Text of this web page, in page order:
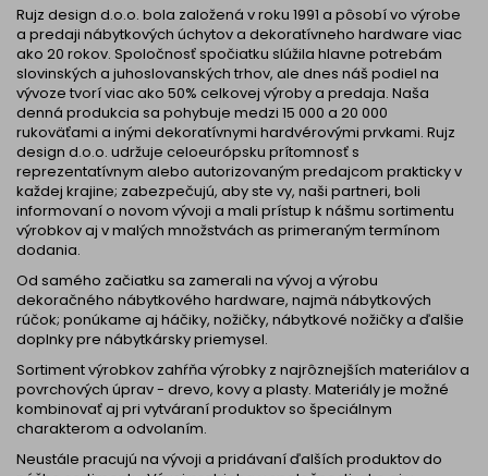
Rujz design d.o.o. bola založená v roku 1991 a pôsobí vo výrobe
a predaji nábytkových úchytov a dekoratívneho hardware viac
ako 20 rokov. Spoločnosť spočiatku slúžila hlavne potrebám
slovinských a juhoslovanských trhov, ale dnes náš podiel na
vývoze tvorí viac ako 50% celkovej výroby a predaja. Naša
denná produkcia sa pohybuje medzi 15 000 a 20 000
rukoväťami a inými dekoratívnymi hardvérovými prvkami. Rujz
design d.o.o. udržuje celoeurópsku prítomnosť s
reprezentatívnym alebo autorizovaným predajcom prakticky v
každej krajine; zabezpečujú, aby ste vy, naši partneri, boli
informovaní o novom vývoji a mali prístup k nášmu sortimentu
výrobkov aj v malých množstvách as primeraným termínom
dodania.
Od samého začiatku sa zamerali na vývoj a výrobu
dekoračného nábytkového hardware, najmä nábytkových
rúčok; ponúkame aj háčiky, nožičky, nábytkové nožičky a ďalšie
doplnky pre nábytkársky priemysel.
Sortiment výrobkov zahŕňa výrobky z najrôznejších materiálov a
povrchových úprav - drevo, kovy a plasty. Materiály je možné
kombinovať aj pri vytváraní produktov so špeciálnym
charakterom a odvolaním.
Neustále pracujú na vývoji a pridávaní ďalších produktov do